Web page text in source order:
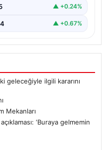
▲ +0.24%
▲ +0.67%
geleceğiyle ilgili kararını
Mekanları
‘Buraya gelmemin